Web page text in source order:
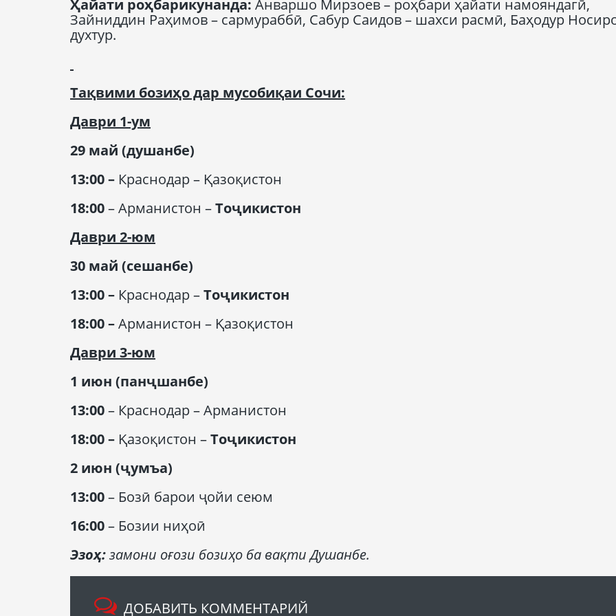
Ҳайати роҳбарикунанда: Анваршо Мирзоев – роҳбари ҳайати намояндагӣ,
Зайниддин Раҳимов – сармураббӣ, Сабур Саидов – шахси расмӣ, Баҳодур
духтур.
Тақвими бозиҳо дар мусобиқаи Сочи:
Даври 1-ум
29 май (душанбе)
13:00 – Краснодар – Қазоқистон
18:00– Арманистон –Тоҷикистон
Даври 2-юм
30 май (сешанбе)
13:00– Краснодар –Тоҷикистон
18:00–Арманистон – Қазоқистон
Даври 3-юм
1 июн (панҷшанбе)
13:00– Краснодар – Арманистон
18:00– Қазоқистон –Тоҷикистон
2 июн (ҷумъа)
13:00– Бозӣ барои ҷойи сеюм
16:00– Бозии ниҳоӣ
Эзоҳ:замони оғози бозиҳо ба вақти Душанбе.
ДОБАВИТЬ КОММЕНТАРИЙ